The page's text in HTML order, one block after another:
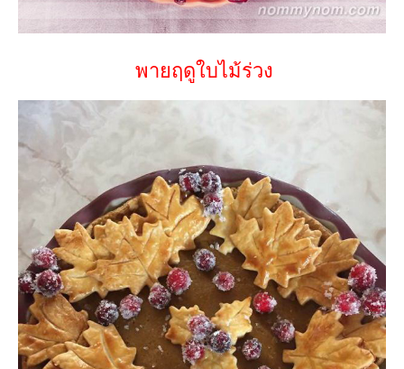
พายฤดูใบไม้ร่วง